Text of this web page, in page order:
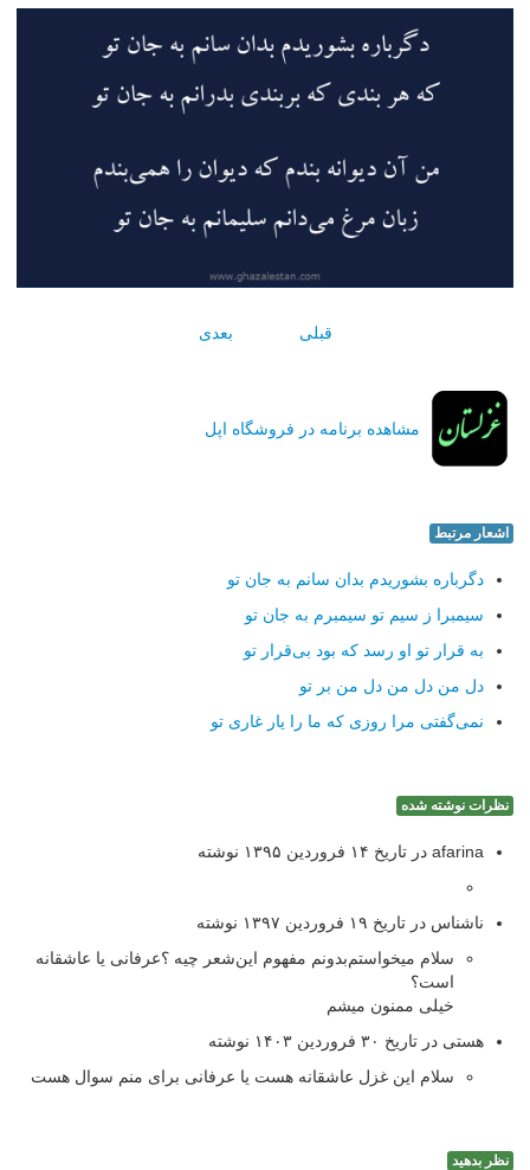
قبلی بعدی
مشاهده برنامه در فروشگاه اپل
اشعار مرتبط
دگرباره بشوریدم بدان سانم به جان تو
سیمبرا ز سیم تو سیمبرم به جان تو
به قرار تو او رسد كه بود بی‌قرار تو
دل من دل من دل من بر تو
نمی‌گفتی مرا روزی كه ما را یار غاری تو
نظرات نوشته شده
afarina در تاریخ ۱۴ فروردین ۱۳۹۵ نوشته
ناشناس در تاریخ ۱۹ فروردین ۱۳۹۷ نوشته
سلام میخواستم‌بدونم مفهوم این‌شعر‌ چیه ؟عرفانی یا عاشقانه
است؟
خیلی ممنون میشم
هستی در تاریخ ۳۰ فروردین ۱۴۰۳ نوشته
سلام این غزل عاشقانه هست یا عرفانی برای منم سوال هست
نظر بدهید